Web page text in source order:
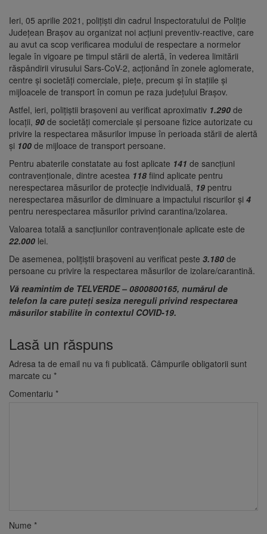
Ieri, 05 aprilie 2021, polițiști din cadrul Inspectoratului de Poliție
Județean Brașov au organizat noi acțiuni preventiv-reactive, care
au avut ca scop verificarea modului de respectare a normelor
legale în vigoare pe timpul stării de alertă, în vederea limitării
răspândirii virusului Sars-CoV-2, acționând în zonele aglomerate,
centre și societăți comerciale, piețe, precum și în stațiile și
mijloacele de transport în comun pe raza județului Brașov.
Astfel, ieri, polițiștii brașoveni au verificat aproximativ 1.290 de
locații, 90 de societăți comerciale și persoane fizice autorizate cu
privire la respectarea măsurilor impuse în perioada stării de alertă
și 100 de mijloace de transport persoane.
Pentru abaterile constatate au fost aplicate 141 de sancțiuni
contravenționale, dintre acestea 118 fiind aplicate pentru
nerespectarea măsurilor de protecție individuală, 19 pentru
nerespectarea măsurilor de diminuare a impactului riscurilor și 4
pentru nerespectarea măsurilor privind carantina/izolarea.
Valoarea totală a sancțiunilor contravenționale aplicate este de
22.000 lei.
De asemenea, polițiștii brașoveni au verificat peste 3.180 de
persoane cu privire la respectarea măsurilor de izolare/carantină.
Vă reamintim de TELVERDE – 0800800165, numărul de
telefon la care puteți sesiza nereguli privind respectarea
măsurilor stabilite în contextul COVID-19.
Lasă un răspuns
Adresa ta de email nu va fi publicată. Câmpurile obligatorii sunt
marcate cu *
Comentariu *
Nume *